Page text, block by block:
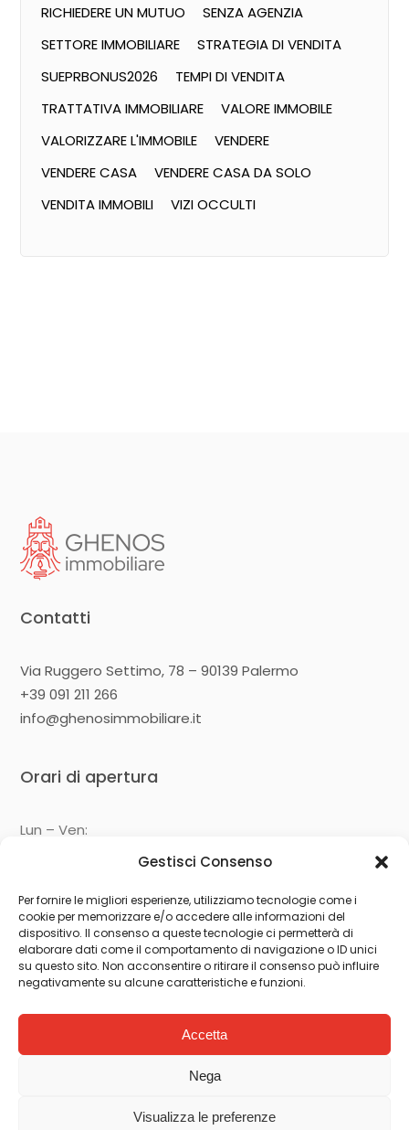
Gestisci Consenso
Per fornire le migliori esperienze, utilizziamo tecnologie come i
cookie per memorizzare e/o accedere alle informazioni del
dispositivo. Il consenso a queste tecnologie ci permetterà di
elaborare dati come il comportamento di navigazione o ID unici
su questo sito. Non acconsentire o ritirare il consenso può influire
negativamente su alcune caratteristiche e funzioni.
Accetta
Nega
Visualizza le preferenze
RICHIEDERE UN MUTUO
SENZA AGENZIA
SETTORE IMMOBILIARE
STRATEGIA DI VENDITA
SUEPRBONUS2026
TEMPI DI VENDITA
TRATTATIVA IMMOBILIARE
VALORE IMMOBILE
VALORIZZARE L'IMMOBILE
VENDERE
VENDERE CASA
VENDERE CASA DA SOLO
VENDITA IMMOBILI
VIZI OCCULTI
Contatti
Via Ruggero Settimo, 78 – 90139 Palermo
+39 091 211 266
info@ghenosimmobiliare.it
Orari di apertura
Lun – Ven:
Seguici su